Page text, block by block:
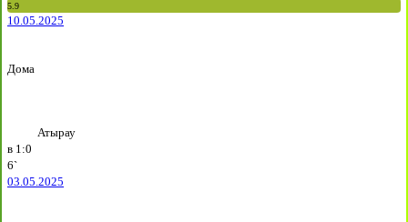
5.9
10.05.2025
Дома
Атырау
в 1:0
6`
03.05.2025